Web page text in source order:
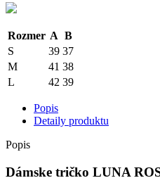
Rozmer A B
S
39 37
M
41 38
L
42 39
Popis
Detaily produktu
Popis
Dámske tričko LUNA